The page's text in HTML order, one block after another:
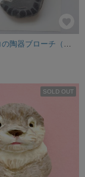
SOLD OUT